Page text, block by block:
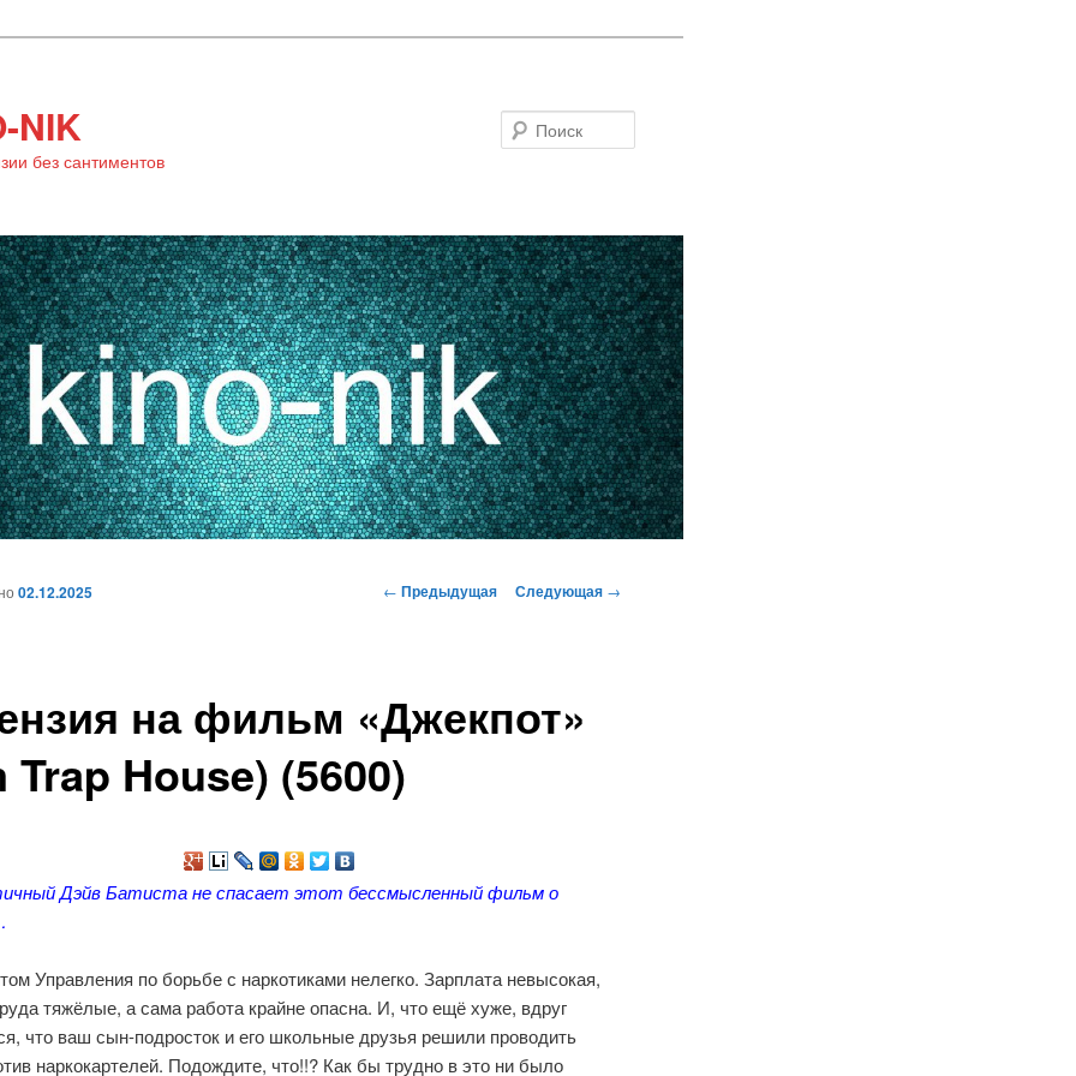
NIK
без сантиментов
Навигация
← Предыдущая Следующая →
на фильм «Джекпот»
Trap House) (5600)
02.12.2025
Дэйв Батиста не спасает этот бессмысленный фильм о
Управления по борьбе с наркотиками нелегко. Зарплата невысокая,
тяжёлые, а сама работа крайне опасна. И, что ещё хуже, вдруг
что ваш сын-подросток и его школьные друзья решили проводить
наркокартелей. Подождите, что!!? Как бы трудно в это ни было